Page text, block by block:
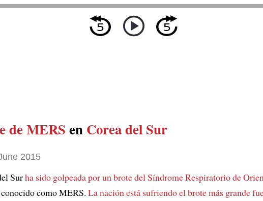
de MERS en Corea del Sur
2015
Surha sido golpeada por un brote delSíndrome Respiratorio de
como MERS. La nación está sufriendo el brote más grande